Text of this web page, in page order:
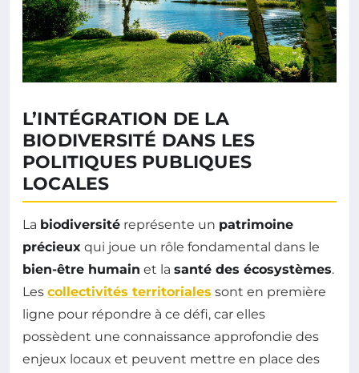
L’INTÉGRATION DE LA
BIODIVERSITÉ DANS LES
POLITIQUES PUBLIQUES
LOCALES
La biodiversité représente un patrimoine
précieux qui joue un rôle fondamental dans le
bien-être humain et la santé des écosystèmes.
Les collectivités territoriales sont en première
ligne pour répondre à ce défi, car elles
possèdent une connaissance approfondie des
enjeux locaux et peuvent mettre en place des